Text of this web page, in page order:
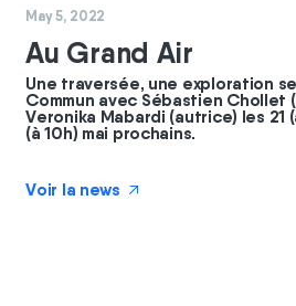
#commun
May 5, 2022
Au Grand Air
Une traversée, une exploration
Commun avec Sébastien
Veronika Mabardi (autrice) les 21
(à 10h) mai prochains.
Voir la news ↗